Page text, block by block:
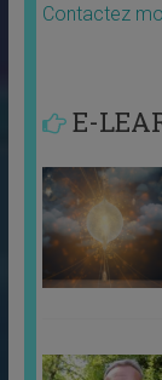
Contactez
E-